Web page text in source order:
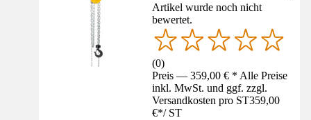
Artikel wurde noch nicht
bewertet.
(0)
Preis — 359,00 € * Alle Preise
inkl. MwSt. und ggf. zzgl.
Versandkosten pro ST359,00
€*/ ST